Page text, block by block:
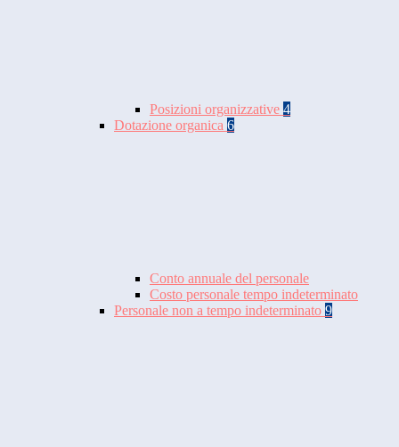
Posizioni organizzative 4
Dotazione organica 6
Conto annuale del personale
Costo personale tempo indeterminato
Personale non a tempo indeterminato 9